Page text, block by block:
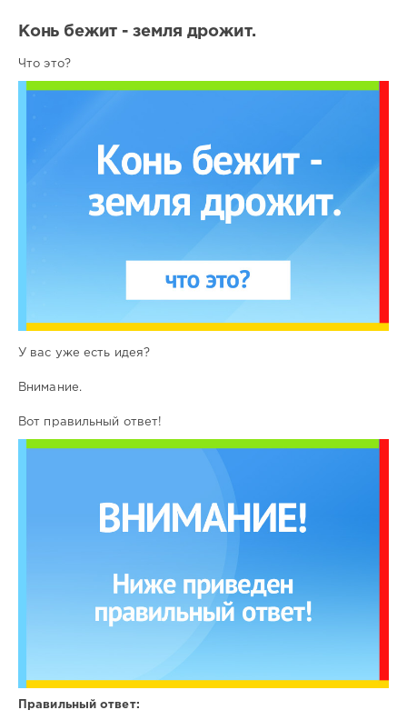
Конь бежит - земля дрожит.
Что это?
У вас уже есть идея?
Внимание.
Вот правильный ответ!
Правильный ответ: